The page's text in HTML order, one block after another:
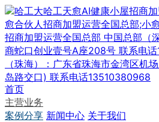
首页
主营业务
案例分享 新闻中心 关于我们